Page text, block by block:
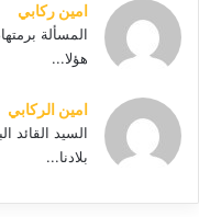
امين ركابي
المسألة
هؤلا...
امين الركابي
السيد القائد
بلادنا...